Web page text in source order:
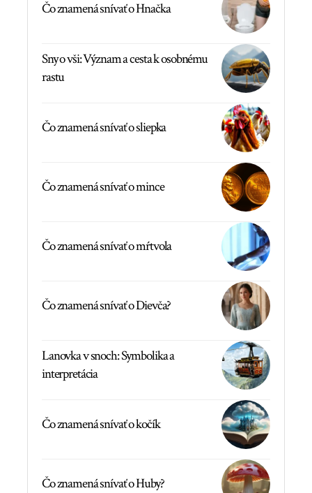
Čo znamená snívať o Hnačka
Sny o vši: Význam a cesta k osobnému
rastu
Čo znamená snívať o sliepka
Čo znamená snívať o mince
Čo znamená snívať o mŕtvola
Čo znamená snívať o Dievča?
Lanovka v snoch: Symbolika a
interpretácia
Čo znamená snívať o kočík
Čo znamená snívať o Huby?